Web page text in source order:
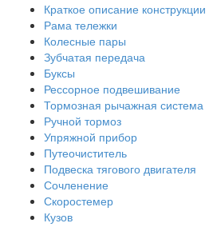
Краткое описание конструкции
Рама тележки
Колесные пары
Зубчатая передача
Буксы
Рессорное подвешивание
Тормозная рычажная система
Ручной тормоз
Упряжной прибор
Путеочиститель
Подвеска тягового двигателя
Сочленение
Скоростемер
Кузов